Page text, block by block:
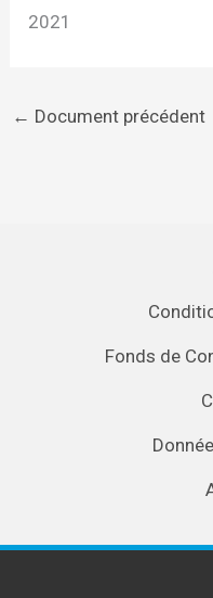
2021
← Document précédent
Fonds de